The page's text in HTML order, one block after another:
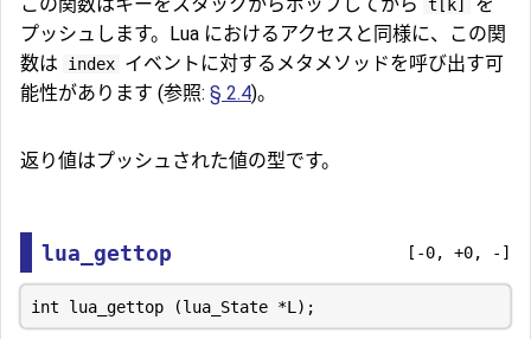
この関数はキーをスタックからポップしてから t[k]
を
プッシュします。Lua におけるアクセスと同様に、この関
数は
index イベントに対するメタメソッドを呼び出す可
能性があります (参照: § 2.4)。
返り値はプッシュされた値の型です。
lua_gettop [-0, +0, -]